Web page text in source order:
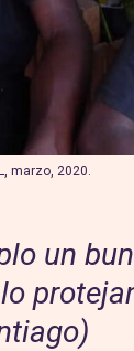
marzo, 2020.
un